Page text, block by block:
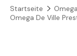
Startseite Omega
Omega De Ville
Zu